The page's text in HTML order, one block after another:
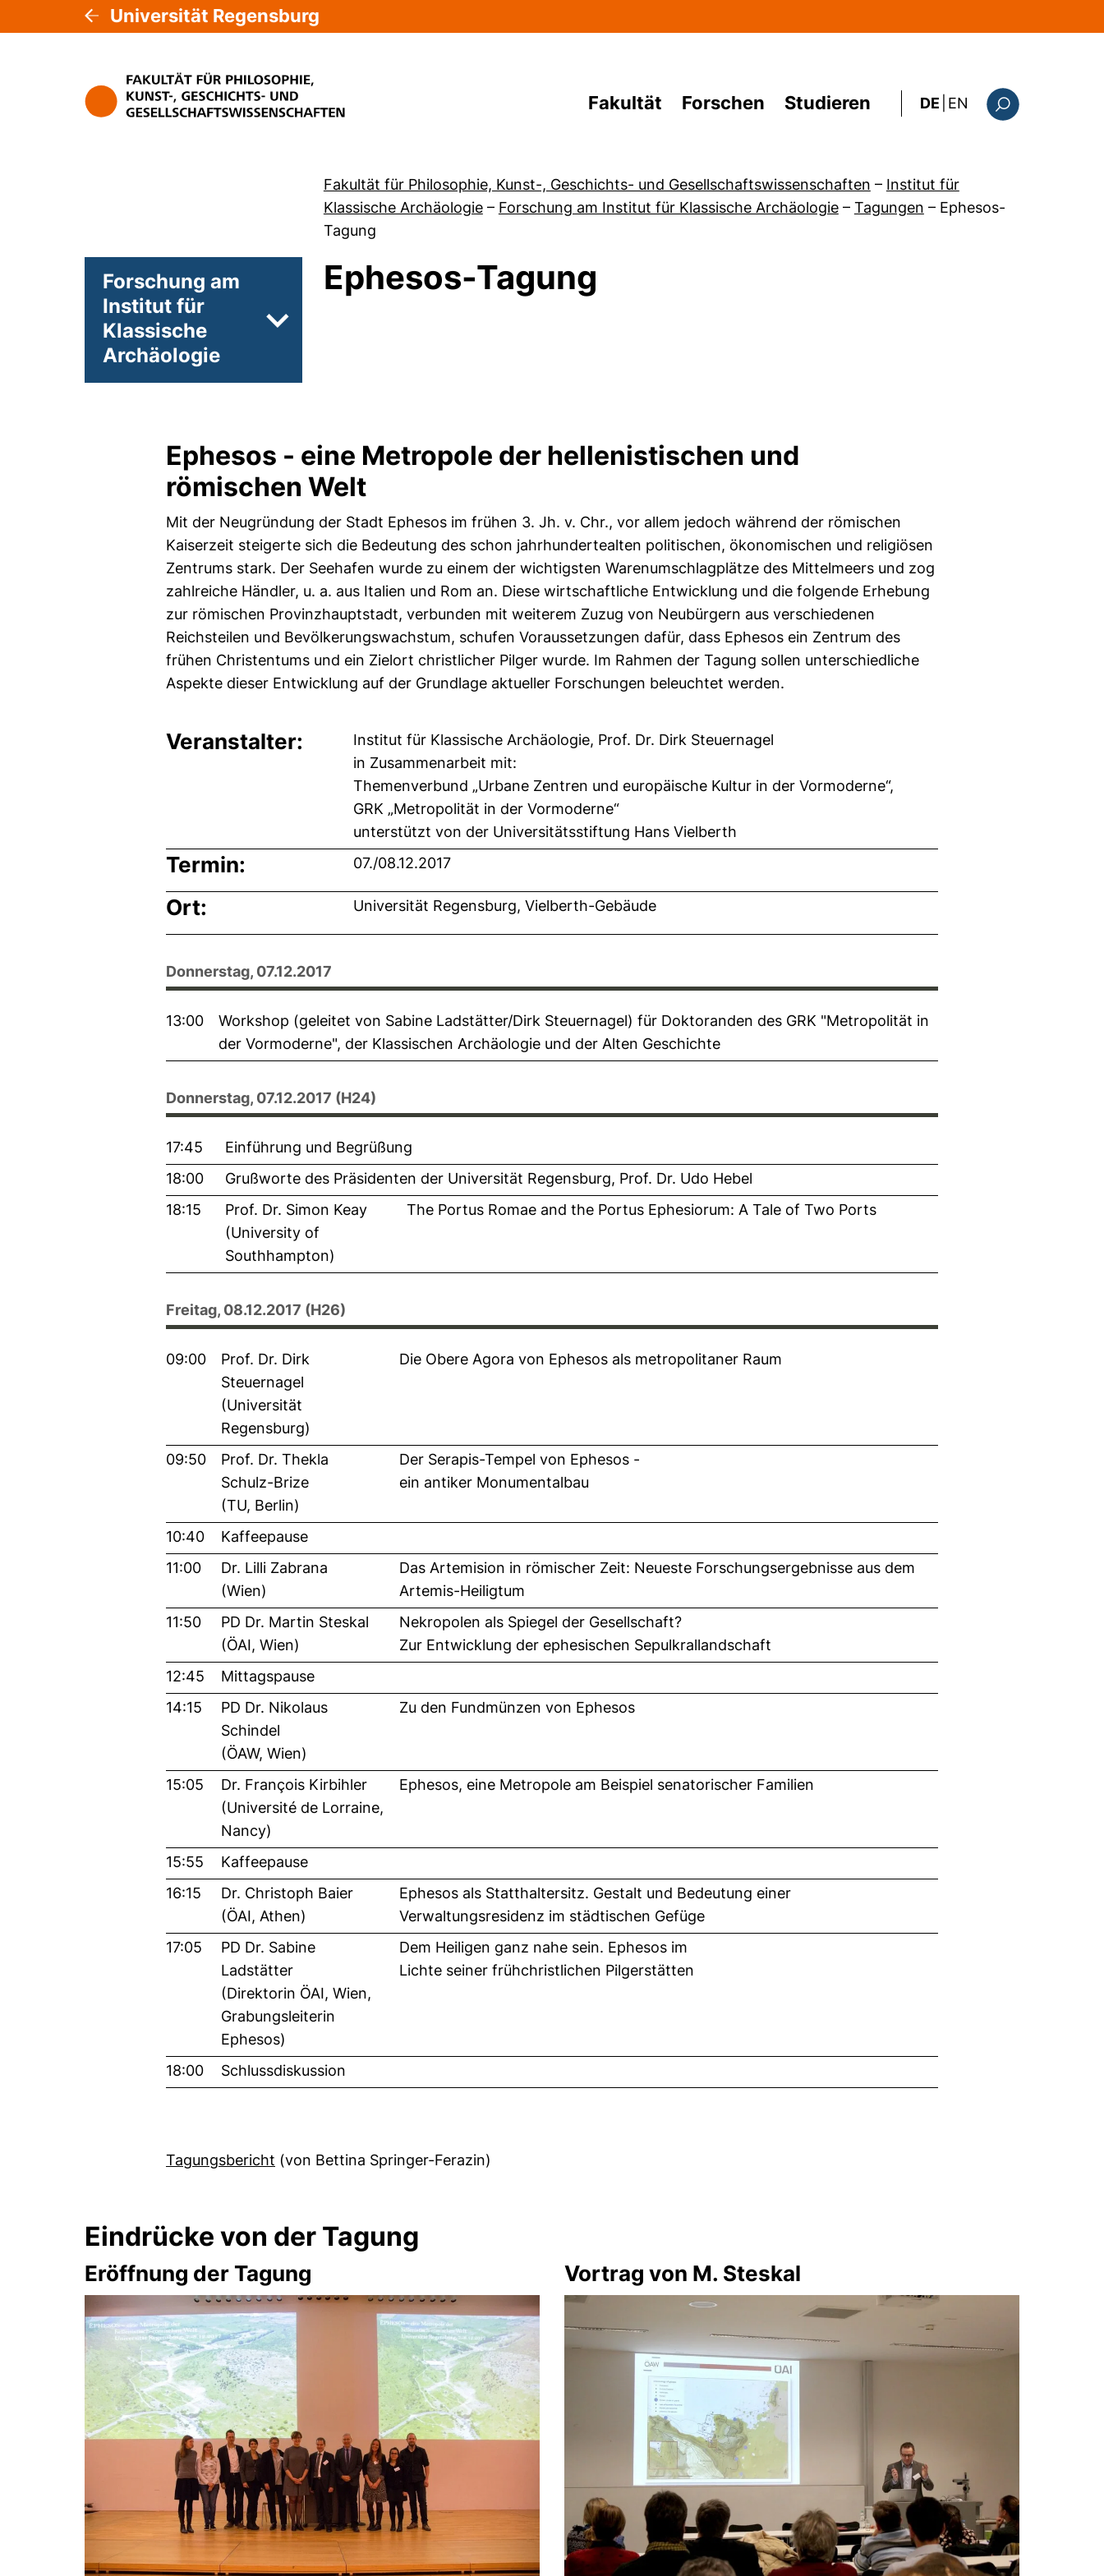
Universität Regensburg
Fakultät Forschen Studieren DE EN : the current page
Fakultät für Philosophie, Kunst-, Geschichts- und Gesellschaftswissenschaften – Institut für
Klassische Archäologie – Forschung am Institut für Klassische Archäologie – Tagungen – Ephesos-
Tagung
Forschung am
Institut für
Klassische
Archäologie
Unterseiten von Projekte
Ephesos-Tagung
Ephesos - eine Metropole der hellenistischen und
römischen Welt
Mit der Neugründung der Stadt Ephesos im frühen 3. Jh. v. Chr., vor allem jedoch während der römischen
Kaiserzeit steigerte sich die Bedeutung des schon jahrhundertealten politischen, ökonomischen und religiösen
Zentrums stark. Der Seehafen wurde zu einem der wichtigsten Warenumschlagplätze des Mittelmeers und zog
zahlreiche Händler, u. a. aus Italien und Rom an. Diese wirtschaftliche Entwicklung und die folgende Erhebung
zur römischen Provinzhauptstadt, verbunden mit weiterem Zuzug von Neubürgern aus verschiedenen
Reichsteilen und Bevölkerungswachstum, schufen Voraussetzungen dafür, dass Ephesos ein Zentrum des
frühen Christentums und ein Zielort christlicher Pilger wurde. Im Rahmen der Tagung sollen unterschiedliche
Aspekte dieser Entwicklung auf der Grundlage aktueller Forschungen beleuchtet werden.
Veranstalter:
Institut für Klassische Archäologie, Prof. Dr. Dirk Steuernagel
in Zusammenarbeit mit:
Themenverbund „Urbane Zentren und europäische Kultur in der Vormoderne“,
GRK „Metropolität in der Vormoderne“
unterstützt von der Universitätsstiftung Hans Vielberth
Termin: 07./08.12.2017
Ort: Universität Regensburg, Vielberth-Gebäude
Donnerstag, 07.12.2017
13:00
Workshop (geleitet von Sabine Ladstätter/Dirk Steuernagel) für Doktoranden des GRK "Metropolität in
der Vormoderne", der Klassischen Archäologie und der Alten Geschichte
Donnerstag, 07.12.2017 (H24)
17:45
Einführung und Begrüßung
18:00
Grußworte des Präsidenten der Universität Regensburg, Prof. Dr. Udo Hebel
18:15
Prof. Dr. Simon Keay
(University of
Southhampton)
The Portus Romae and the Portus Ephesiorum: A Tale of Two Ports
Freitag, 08.12.2017 (H26)
09:00
Prof. Dr. Dirk
Steuernagel
(Universität
Regensburg)
Die Obere Agora von Ephesos als metropolitaner Raum
09:50
Prof. Dr. Thekla
Schulz-Brize
(TU, Berlin)
Der Serapis-Tempel von Ephesos -
ein antiker Monumentalbau
10:40
Kaffeepause
11:00
Dr. Lilli Zabrana
(Wien)
Das Artemision in römischer Zeit: Neueste Forschungsergebnisse aus dem
Artemis-Heiligtum
11:50
PD Dr. Martin Steskal
(ÖAI, Wien)
Nekropolen als Spiegel der Gesellschaft?
Zur Entwicklung der ephesischen Sepulkrallandschaft
12:45
Mittagspause
14:15
PD Dr. Nikolaus
Schindel
(ÖAW, Wien)
Zu den Fundmünzen von Ephesos
15:05
Dr. François Kirbihler
(Université de Lorraine,
Nancy)
Ephesos, eine Metropole am Beispiel senatorischer Familien
15:55
Kaffeepause
16:15
Dr. Christoph Baier
(ÖAI, Athen)
Ephesos als Statthaltersitz. Gestalt und Bedeutung einer
Verwaltungsresidenz im städtischen Gefüge
17:05
PD Dr. Sabine
Ladstätter
(Direktorin ÖAI, Wien,
Grabungsleiterin
Ephesos)
Dem Heiligen ganz nahe sein. Ephesos im
Lichte seiner frühchristlichen Pilgerstätten
18:00 Schlussdiskussion
Tagungsbericht (öffnet neues Fenster). (nicht barrierefrei)
(von Bettina Springer-Ferazin)
Eindrücke von der Tagung
Eröffnung der Tagung Vortrag von M. Steskal